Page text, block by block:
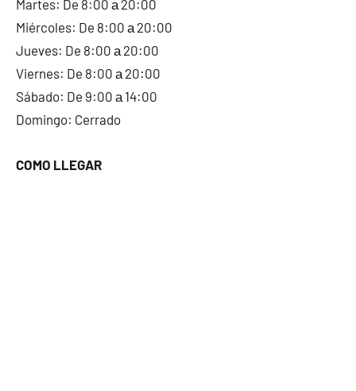
Martes: De 8:00 а 20:00
Miércoles: De 8:00 а 20:00
Jueves: De 8:00 а 20:00
Viernes: De 8:00 а 20:00
Sábado: De 9:00 а 14:00
Domingo: Cerrado
COMO LLEGAR